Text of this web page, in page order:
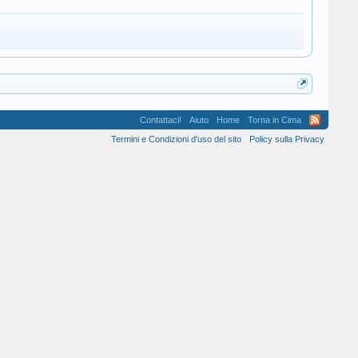
Contattaci! Aiuto Home
Torna in Cima
Termini e Condizioni d'uso del sito
Policy sulla Privacy